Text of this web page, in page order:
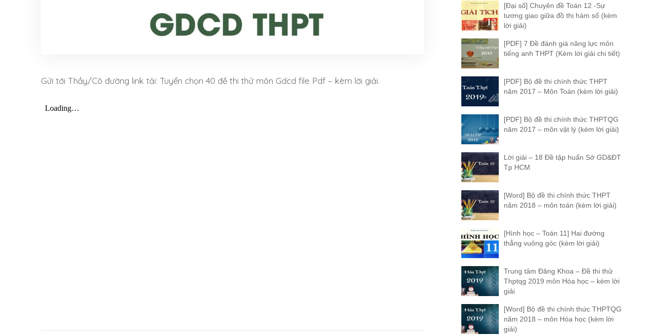
Gửi tới Thầy/Cô đường link tải: Tuyển chọn 40 đề thi thử môn Gdcd file Pdf – kèm lời giải.
[Đại số] Chuyên đề Toán 12 -Sự
tương giao giữa đồ thị hàm số (kèm
lời giải)
[PDF] 7 Đề đánh giá năng lực môn
tiếng anh THPT (Kèm lời giải chi tiết)
[PDF] Bộ đề thi chính thức THPT
năm 2017 – Môn Toán (kèm lời giải)
[PDF] Bộ đề thi chính thức THPTQG
năm 2017 – môn vật lý (kèm lời giải)
Lời giải – 18 Đề tập huấn Sở GD&ĐT
Tp HCM
[Word] Bộ đề thi chính thức THPT
năm 2018 – môn toán (kèm lời giải)
[Hình học – Toán 11] Hai đường
thẳng vuông góc (kèm lời giải)
Trung tâm Đăng Khoa – Đề thi thử
Thptqg 2019 môn Hóa học – kèm lời
giải
[Word] Bộ đề thi chính thức THPTQG
năm 2018 – môn Hóa học (kèm lời
giải)